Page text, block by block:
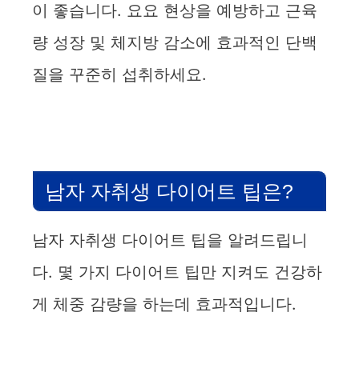
이 좋습니다. 요요 현상을 예방하고 근육
량 성장 및 체지방 감소에 효과적인 단백
질을 꾸준히 섭취하세요.
남자 자취생 다이어트 팁은?
남자 자취생 다이어트 팁을 알려드립니
다. 몇 가지 다이어트 팁만 지켜도 건강하
게 체중 감량을 하는데 효과적입니다.